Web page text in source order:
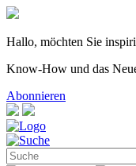
Hallo, möchten Sie
Know-How und das
Abonnieren